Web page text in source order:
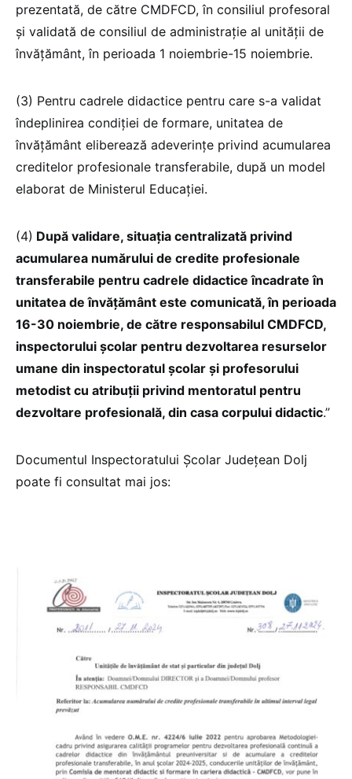
prezentată, de către CMDFCD, în consiliul profesoral
și validată de consiliul de administrație al unității de
învățământ, în perioada 1 noiembrie-15 noiembrie.
(3) Pentru cadrele didactice pentru care s-a validat
îndeplinirea condiției de formare, unitatea de
învățământ eliberează adeverințe privind acumularea
creditelor profesionale transferabile, după un model
elaborat de Ministerul Educației.
(4) După validare, situația centralizată privind
acumularea numărului de credite profesionale
transferabile pentru cadrele didactice încadrate în
unitatea de învățământ este comunicată, în perioada
16-30 noiembrie, de către responsabilul CMDFCD,
inspectorului școlar pentru dezvoltarea resurselor
umane din inspectoratul școlar și profesorului
metodist cu atribuții privind mentoratul pentru
dezvoltare profesională, din casa corpului didactic.”
Documentul Inspectoratului Școlar Județean Dolj
poate fi consultat mai jos: